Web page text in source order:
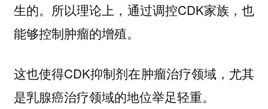
生的。所以理论上，通过调控CDK家族，也
能够控制肿瘤的增殖。
这也使得CDK抑制剂在肿瘤治疗领域，尤其
是乳腺癌治疗领域的地位举足轻重。